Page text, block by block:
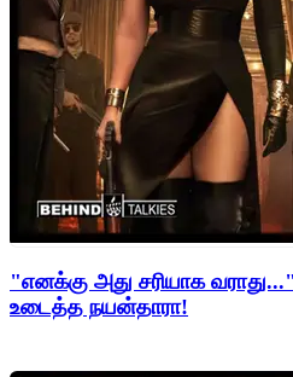
"எனக்கு அது சரியாக
உடைத்த நயன்தாரா!